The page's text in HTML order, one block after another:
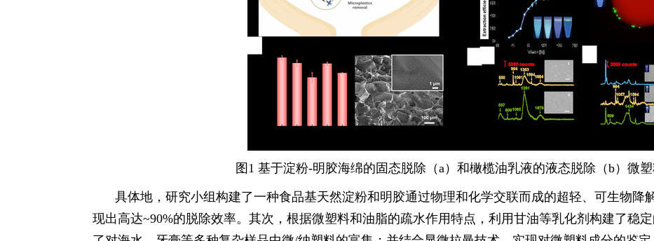
图 1 基于淀粉-明胶海绵的固态脱除（a）和橄榄油乳液的液态脱除（b）微
具体地，研究小组构建了一种食品基天然淀粉和明胶通过物理和化学交联而成的超轻、可生物降
现出高达~90%的脱除效率。其次，根据微塑料和油脂的疏水作用特点，利用甘油等乳化剂构建了稳